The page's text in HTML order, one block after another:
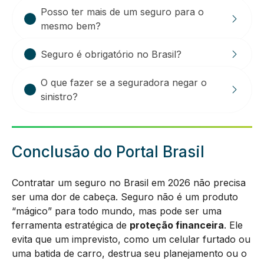
Posso ter mais de um seguro para o
mesmo bem?
Seguro é obrigatório no Brasil?
O que fazer se a seguradora negar o
sinistro?
Conclusão do Portal Brasil
Contratar um seguro no Brasil em 2026 não precisa
ser uma dor de cabeça. Seguro não é um produto
“mágico” para todo mundo, mas pode ser uma
ferramenta estratégica de proteção financeira. Ele
evita que um imprevisto, como um celular furtado ou
uma batida de carro, destrua seu planejamento ou o